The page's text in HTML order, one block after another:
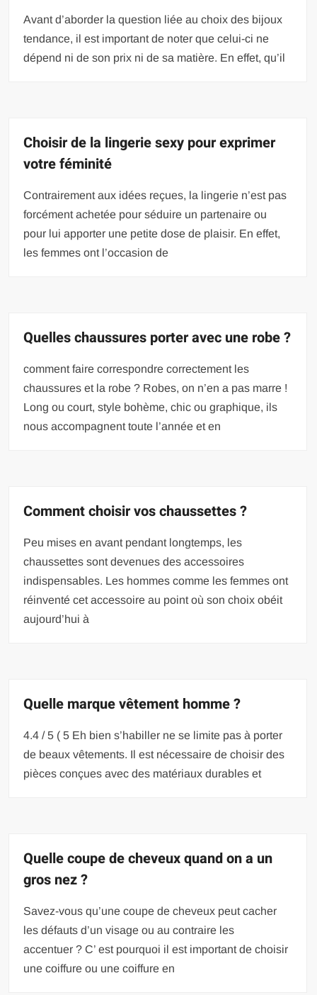
Avant d’aborder la question liée au choix des bijoux
tendance, il est important de noter que celui-ci ne
dépend ni de son prix ni de sa matière. En effet, qu’il
Choisir de la lingerie sexy pour exprimer
votre féminité
Contrairement aux idées reçues, la lingerie n’est pas
forcément achetée pour séduire un partenaire ou
pour lui apporter une petite dose de plaisir. En effet,
les femmes ont l’occasion de
Quelles chaussures porter avec une robe ?
comment faire correspondre correctement les
chaussures et la robe ? Robes, on n’en a pas marre !
Long ou court, style bohème, chic ou graphique, ils
nous accompagnent toute l’année et en
Comment choisir vos chaussettes ?
Peu mises en avant pendant longtemps, les
chaussettes sont devenues des accessoires
indispensables. Les hommes comme les femmes ont
réinventé cet accessoire au point où son choix obéit
aujourd’hui à
Quelle marque vêtement homme ?
4.4 / 5 ( 5 Eh bien s’habiller ne se limite pas à porter
de beaux vêtements. Il est nécessaire de choisir des
pièces conçues avec des matériaux durables et
Quelle coupe de cheveux quand on a un
gros nez ?
Savez-vous qu’une coupe de cheveux peut cacher
les défauts d’un visage ou au contraire les
accentuer ? C’ est pourquoi il est important de choisir
une coiffure ou une coiffure en